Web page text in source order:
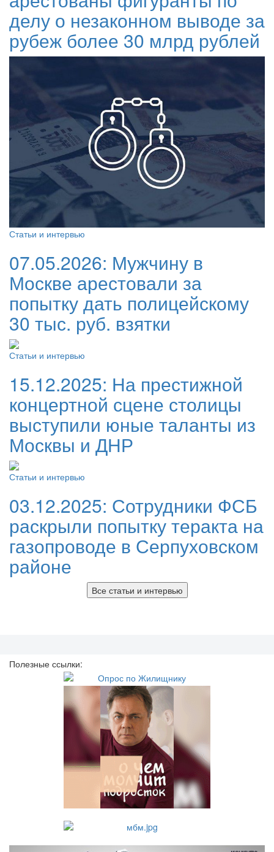
делу о незаконном выводе за
рубеж более 30 млрд рублей
Статьи и интервью
07.05.2026: Мужчину в
Москве арестовали за
попытку дать полицейскому
30 тыс. руб. взятки
Статьи и интервью
15.12.2025: На престижной
концертной сцене столицы
выступили юные таланты из
Москвы и ДНР
Статьи и интервью
03.12.2025: Сотрудники ФСБ
раскрыли попытку теракта на
газопроводе в Серпуховском
районе
Все статьи и интервью
Полезные ссылки: